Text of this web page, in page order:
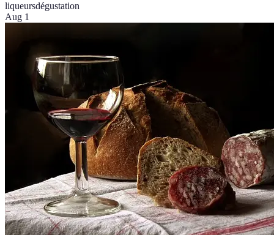
liqueursdégustation
Aug 1